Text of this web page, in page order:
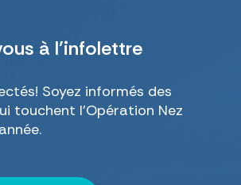
à l’infolettre
Soyez informés des
touchent l’Opération Nez